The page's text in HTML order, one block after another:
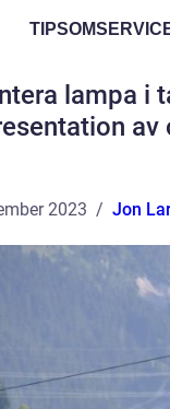
lampa i
av
2023 Jon